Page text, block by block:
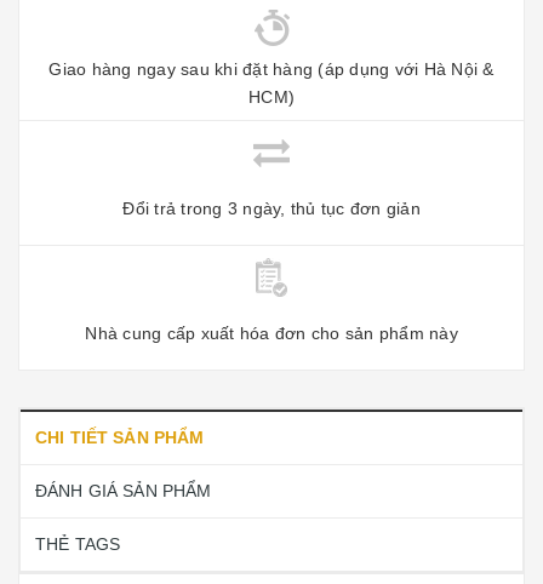
Giao hàng ngay sau khi đặt hàng (áp dụng với Hà Nội &
HCM)
Đổi trả trong 3 ngày, thủ tục đơn giản
Nhà cung cấp xuất hóa đơn cho sản phẩm này
CHI TIẾT SẢN PHẨM
ĐÁNH GIÁ SẢN PHẨM
THẺ TAGS